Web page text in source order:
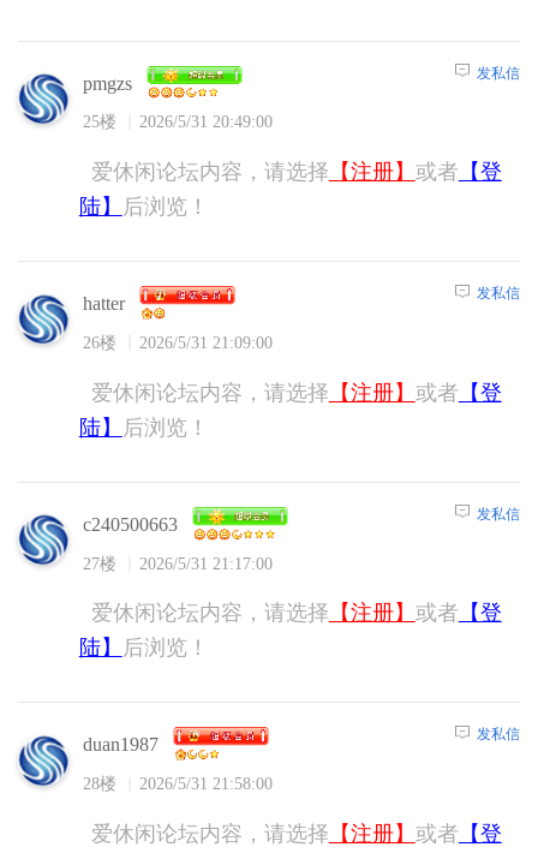
pmgzs
25楼 2026/5/31 20:49:00
发私信
爱休闲论坛内容，请选择 【注册】 或者 【登
陆】
后浏览！
hatter
26楼 2026/5/31 21:09:00
发私信
爱休闲论坛内容，请选择 【注册】 或者 【登
陆】
后浏览！
c240500663
27楼 2026/5/31 21:17:00
发私信
爱休闲论坛内容，请选择 【注册】 或者 【登
陆】
后浏览！
duan1987
28楼 2026/5/31 21:58:00
发私信
爱休闲论坛内容，请选择 【注册】 或者 【登